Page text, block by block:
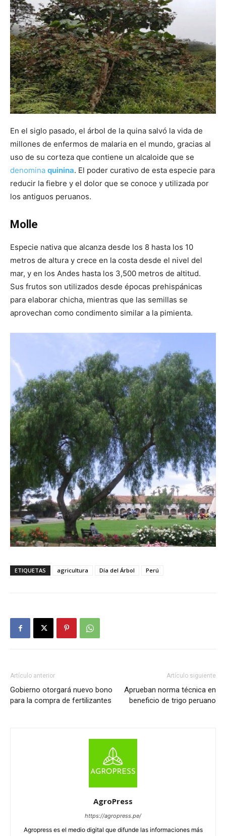
En el siglo pasado, el árbol de la quina salvó la vida de
millones de enfermos de malaria en el mundo, gracias al
uso de su corteza que contiene un alcaloide que se
denomina quinina. El poder curativo de esta especie para
reducir la fiebre y el dolor que se conoce y utilizada por
los antiguos peruanos.
Molle
Especie nativa que alcanza desde los 8 hasta los 10
metros de altura y crece en la costa desde el nivel del
mar, y en los Andes hasta los 3,500 metros de altitud.
Sus frutos son utilizados desde épocas prehispánicas
para elaborar chicha, mientras que las semillas se
aprovechan como condimento similar a la pimienta.
ETIQUETAS agricultura Día del Árbol Perú
Artículo anterior
Gobierno otorgará nuevo bono
para la compra de fertilizantes
Artículo siguiente
Aprueban norma técnica en
beneficio de trigo peruano
AgroPress
https://agropress.pe/
Agropress es el medio digital que difunde las informaciones más